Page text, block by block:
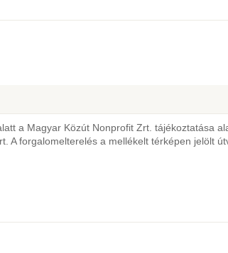
a Magyar Közút Nonprofit Zrt. tájékoztatása
A forgalomelterelés a mellékelt térképen jelölt